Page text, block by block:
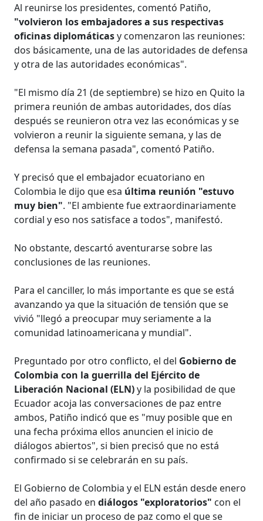
Al reunirse los presidentes, comentó Patiño,
"volvieron los embajadores a sus respectivas
oficinas diplomáticasy comenzaron las reuniones:
dos básicamente, una de las autoridades de defensa
y otra de las autoridades económicas".
"El mismo día 21 (de septiembre) se hizo en Quito la
primera reunión de ambas autoridades, dos días
después se reunieron otra vez las económicas y se
volvieron a reunir la siguiente semana, y las de
defensa la semana pasada", comentó Patiño.
Y precisó que el embajador ecuatoriano en
Colombia le dijo que esa última reunión "estuvo
muy bien". "El ambiente fue extraordinariamente
cordial y eso nos satisface a todos", manifestó.
No obstante, descartó aventurarse sobre las
conclusiones de las reuniones.
Para el canciller, lo más importante es que se está
avanzando ya que la situación de tensión que se
vivió "llegó a preocupar muy seriamente a la
comunidad latinoamericana y mundial".
Preguntado por otro conflicto, el del Gobierno de
Colombia con la guerrilla del Ejército de
Liberación Nacional (ELN)y la posibilidad de que
Ecuador acoja las conversaciones de paz entre
ambos, Patiño indicó que es "muy posible que en
una fecha próxima ellos anuncien el inicio de
diálogos abiertos", si bien precisó que no está
confirmado si se celebrarán en su país.
El Gobierno de Colombia y el ELN están desde enero
del año pasado endiálogos "exploratorios" con el
fin de iniciar un proceso de paz como el que se